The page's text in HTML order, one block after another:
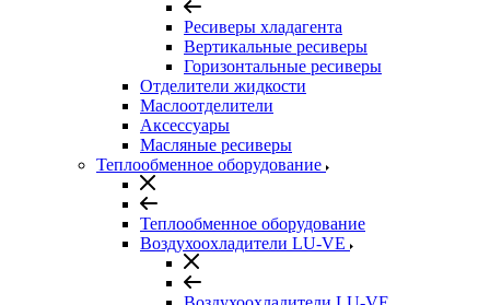
Ресиверы хладагента
Вертикальные ресиверы
Горизонтальные ресиверы
Отделители жидкости
Маслоотделители
Аксессуары
Масляные ресиверы
Теплообменное оборудование
Теплообменное оборудование
Воздухоохладители LU-VE